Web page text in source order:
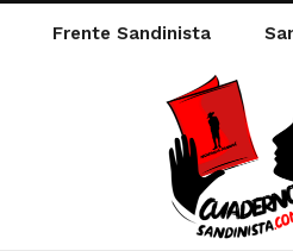
Frente Sandinista